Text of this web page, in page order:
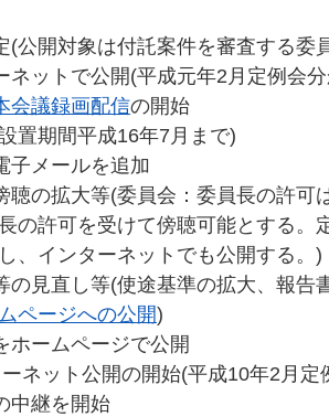
公開対象は付託案件を審査する委
ットで公開(平成元年2月定例会
会議録画配信の開始
置期間平成16年7月まで)
子メールを追加
の拡大等(委員会：委員長の許可
の許可を受けて傍聴可能とする。
、インターネットでも公開する。)
見直し等(使途基準の拡大、報告
ページへの公開)
ホームページで公開
ネット公開の開始(平成10年2月定
中継を開始